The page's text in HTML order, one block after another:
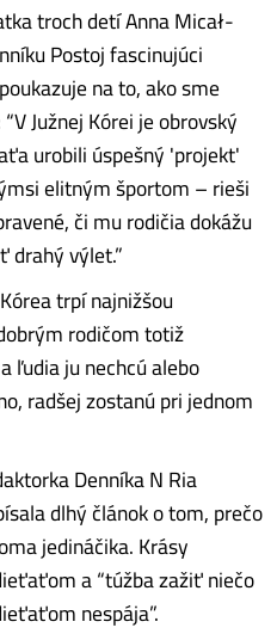
troch detí Anna Micał-
Postoj fascinujúci
na to, ako sme
Južnej Kórei je obrovský
urobili úspešný 'projekt'
elitným športom – rieši
či mu rodičia dokážu
výlet.”
trpí najnižšou
rodičom totiž
ľudia ju nechcú alebo
radšej zostanú pri jednom
Denníka N Ria
dlhý článok o tom, prečo
jedináčika. Krásy
a “túžba zažiť niečo
nespája”.